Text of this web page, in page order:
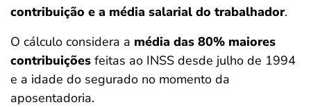
contribuição e a média salarial do trabalhador.
O cálculo considera a média das 80% maiores
contribuições feitas ao INSS desde julho de 1994
e a idade do segurado no momento da
aposentadoria.